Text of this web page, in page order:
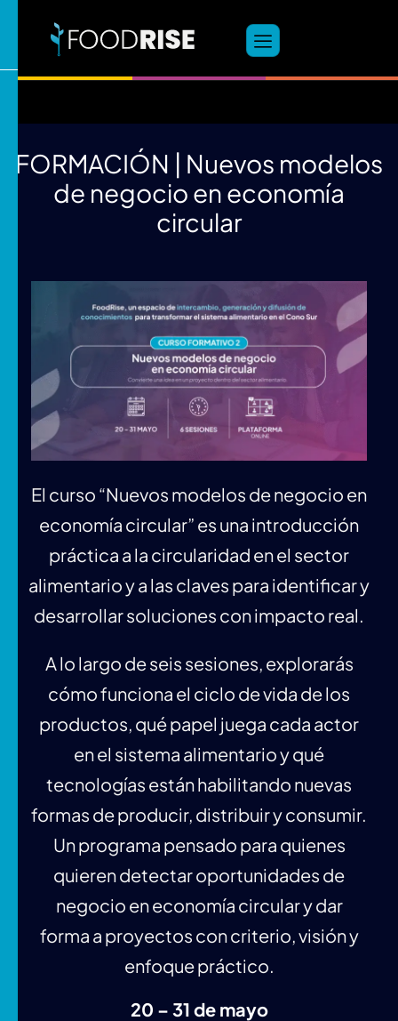
FORMACIÓN | Nuevos modelos
de negocio en economía
circular
El curso “Nuevos modelos de negocio en
economía circular” es una introducción
práctica a la circularidad en el sector
alimentario y a las claves para identificar y
desarrollar soluciones con impacto real.
A lo largo de seis sesiones, explorarás
cómo funciona el ciclo de vida de los
productos, qué papel juega cada actor
en el sistema alimentario y qué
tecnologías están habilitando nuevas
formas de producir, distribuir y consumir.
Un programa pensado para quienes
quieren detectar oportunidades de
negocio en economía circular y dar
forma a proyectos con criterio, visión y
enfoque práctico.
20 – 31 de mayo